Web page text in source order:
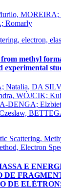
Romarly
electron,
methyl
experimental
Natalia, DA
WÓJCIK;
DENGA;
Scattering,
Electron
E
DE
DE